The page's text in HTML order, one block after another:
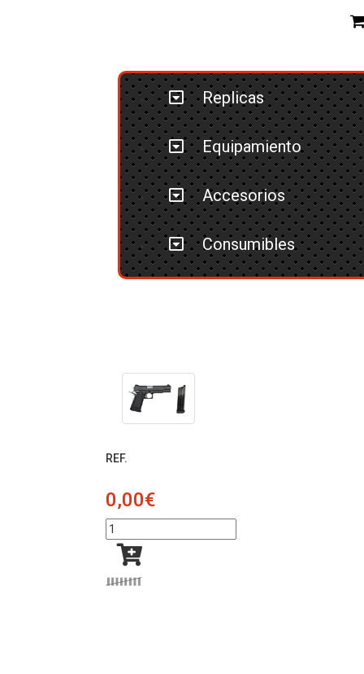
Replicas
Equipamiento
Accesorios
Consumibles
REF.
0,00€